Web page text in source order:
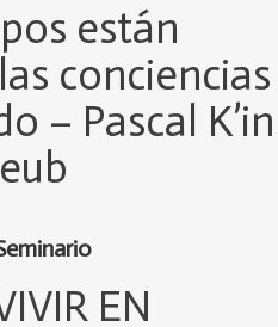
están
conciencias
– Pascal K’in
EN